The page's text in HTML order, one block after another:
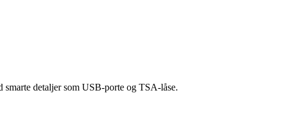
detaljer som USB-porte og TSA-låse.